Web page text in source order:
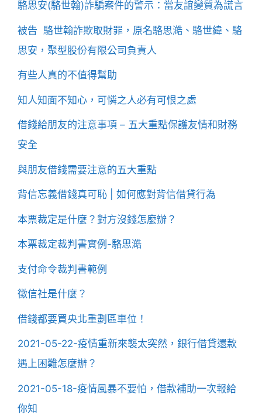
駱思安(駱世翰)詐騙案件的警示：當友誼變質為謊言
被告 駱世翰詐欺取財罪，原名駱思澔、駱世緯、駱
思安，聚型股份有限公司負責人
有些人真的不值得幫助
知人知面不知心，可憐之人必有可恨之處
借錢給朋友的注意事項 – 五大重點保護友情和財務
安全
與朋友借錢需要注意的五大重點
背信忘義借錢真可恥 | 如何應對背信借貸行為
本票裁定是什麼？對方沒錢怎麼辦？
本票裁定裁判書實例-駱思澔
支付命令裁判書範例
徵信社是什麼？
借錢都要買央北重劃區車位！
2021-05-22-疫情重新來襲太突然，銀行借貸還款
遇上困難怎麼辦？
2021-05-18-疫情風暴不要怕，借款補助一次報給
你知